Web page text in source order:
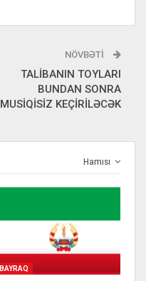
NÖVBƏTI
TALİBANIN TOYLARI
BUNDAN SONRA
MUSİQİSİZ KEÇİRİLƏCƏK
Hamısı
BAYRAQ